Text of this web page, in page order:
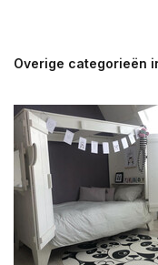
Overige categorieën